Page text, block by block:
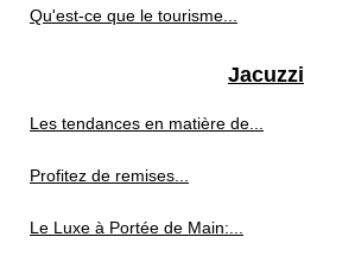
Qu'est-ce que le tourisme...
Jacuzzi
Les tendances en matière de...
Profitez de remises...
Le Luxe à Portée de Main:...